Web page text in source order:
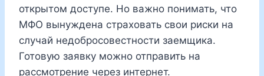
открытом доступе. Но важно понимать, что
МФО вынуждена страховать свои риски на
случай недобросовестности заемщика.
Готовую заявку можно отправить на
рассмотрение через интернет.